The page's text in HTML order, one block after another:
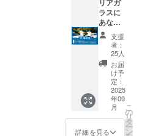
年 ・掲
載方
法：文
字のみ
掲載、
サイズ
は
W11cm
x H4cm
・注意
事項：
支援
時、必
ず備考
リアガ
ラスに
あなた
のお名
前ス
テッ
カーを
貼り付
けま
す。 ・
掲載期
間：ス
テッ
カーが
支援
者：
25人
お届
け予
定：
2025
年09
月
詳細を見る
こ
の
リ
タ
ー
ン